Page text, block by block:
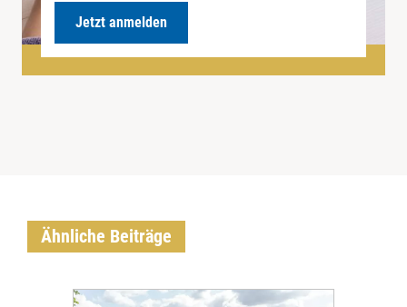
Jetzt anmelden
Ähnliche Beiträge